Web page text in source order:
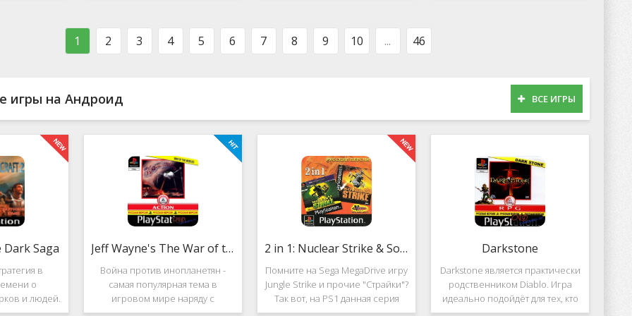
танцевальная музыка,
персонажами в
1 2 3 4 5 6 7 8 9 10 ... 46
игры на Андроид ВСЕ ИГРЫ
Saga
в
о
и людей.
Saga
Jeff Wayne's The War of the Worlds
Война против инопланетян -
самая популярная тема в
игровом мире наряду с
войнами против террористов и
2 in 1: Nuclear Strike & Soviet Strike
Помните на Sega MegaDrive игру
Jungle Strike и прочие "Страйки"?
Так вот, на PS1 данная серия
продолжила своё
Darkstone
Darkstone является практически
родственником Diablo. Игра
идеально подойдёт для тех, кто
ищет альтернативу последнему.